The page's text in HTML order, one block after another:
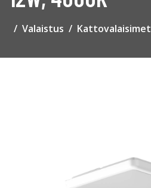
Valaistus Kattovalaisimet